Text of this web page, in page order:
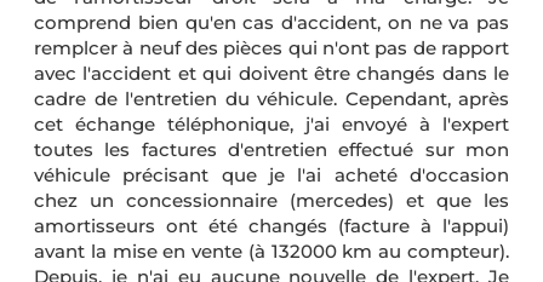
comprend bien qu'en cas d'accident, on ne va pas
remplcer à neuf des pièces qui n'ont pas de rapport
avec l'accident et qui doivent être changés dans le
cadre de l'entretien du véhicule. Cependant, après
cet échange téléphonique, j'ai envoyé à l'expert
toutes les factures d'entretien effectué sur mon
véhicule précisant que je l'ai acheté d'occasion
chez un concessionnaire (mercedes) et que les
amortisseurs ont été changés (facture à l'appui)
avant la mise en vente (à 132000 km au compteur).
Depuis, je n'ai eu aucune nouvelle de l'expert. Je